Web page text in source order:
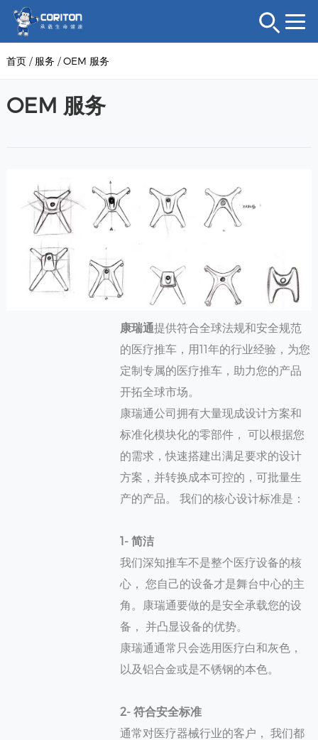
首页/ 服务 /OEM 服务
OEM 服务
康瑞通提供符合全球法规和安全规范
的医疗推车，用11年的行业经验，为您
定制专属的医疗推车，助力您的产品
开拓全球市场。
康瑞通公司拥有大量现成设计方案和
标准化模块化的零部件， 可以根据您
的需求，快速搭建出满足要求的设计
方案，并转换成本可控的，可批量生
产的产品。 我们的核心设计标准是：
1- 简洁
我们深知推车不是整个医疗设备的核
心， 您自己的设备才是舞台中心的主
角。康瑞通要做的是安全承载您的设
备， 并凸显设备的优势。
康瑞通通常只会选用医疗白和灰色，
以及铝合金或是不锈钢的本色。
2- 符合安全标准
通常对医疗器械行业的客户， 我们都